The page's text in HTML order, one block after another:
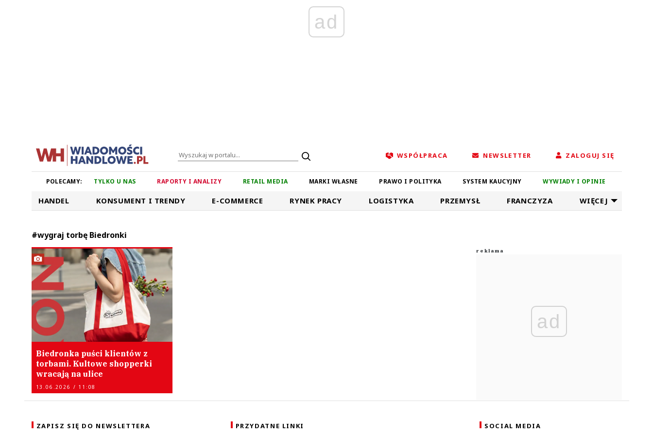
ad
WSPÓŁPRACA NEWSLETTER ZALOGUJ SIĘ
POLECAMY: TYLKO U NAS RAPORTY I ANALIZY RETAIL MEDIA MARKI WŁASNE PRAWO I POLITYKA SYSTEM KAUCYJNY WYWIADY I OPINIE
HANDEL KONSUMENT I TRENDY E-COMMERCE RYNEK PRACY LOGISTYKA PRZEMYSŁ FRANCZYZA WIĘCEJ
#wygraj torbę Biedronki
Biedronka puści klientów z
torbami. Kultowe shopperki
wracają na ulice
13.06.2026 / 11:08
ad
ZAPISZ SIĘ DO NEWSLETTERA PRZYDATNE LINKI SOCIAL MEDIA